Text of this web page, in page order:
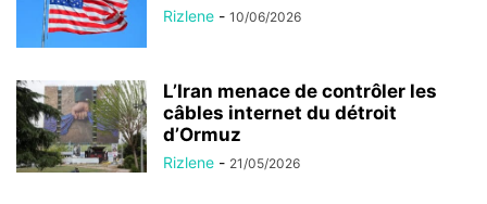
Rizlene - 10/06/2026
L’Iran menace de contrôler les
câbles internet du détroit
d’Ormuz
Rizlene - 21/05/2026